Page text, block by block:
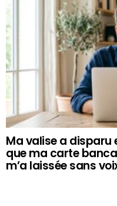
Ma valise a disparu
que ma carte
m’a laissée sans